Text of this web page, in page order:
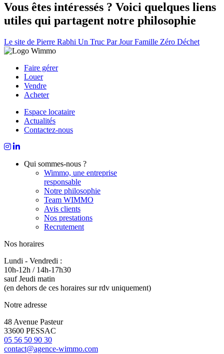
Vous êtes intéressés ? Voici quelques liens
utiles qui partagent notre philosophie
Le site de Pierre Rabhi Un Truc Par JourFamille Zéro Déchet
Faire gérer
Louer
Vendre
Acheter
Espace locataire
Actualités
Contactez-nous
Qui sommes-nous ?
Wimmo, une entreprise
responsable
Notre philosophie
Team WIMMO
Avis clients
Nos prestations
Recrutement
Nos horaires
Lundi - Vendredi :
10h-12h / 14h-17h30
sauf Jeudi matin
(en dehors de ces horaires sur rdv uniquement)
Notre adresse
48 Avenue Pasteur
33600 PESSAC
05 56 50 90 30
contact@agence-wimmo.com